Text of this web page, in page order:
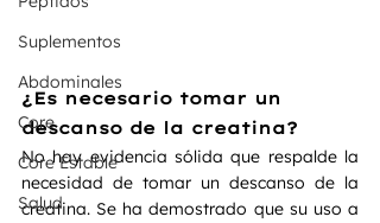
Suplementos
Abdominales
Core
Core Estable
Salud
¿Es necesario tomar un
descanso de la creatina?
No hay evidencia sólida que respalde la
necesidad de tomar un descanso de la
creatina. Se ha demostrado que su uso a